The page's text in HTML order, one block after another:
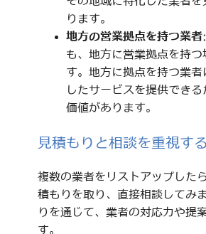
ります。
地方の営業拠点を持つ業者
も、地方に営業拠点を持つ
す。地方に拠点を持つ業
したサービスを提供でき
価値があります。
見積もりと相談を重視する
複数の業者をリストアップした
積もりを取り、直接相談してみ
りを通じて、業者の対応力や提
す。